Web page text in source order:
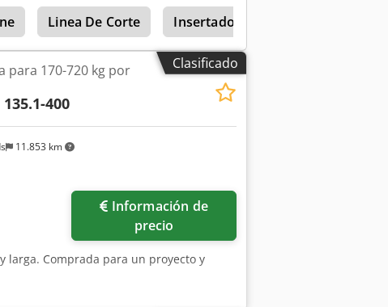
mezcladoras y el husillo son fácilmente
juego completo de cuchillas.
pasta penne a la venta (2200 euros).
Linea De Corte Insertadores
Clasificado
11.853 km
para 170-720 kg por
400
precio
larga. Comprada para un proyecto y